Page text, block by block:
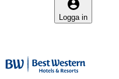
Logga in